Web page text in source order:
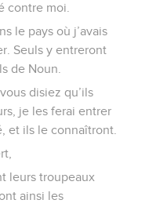
contre moi.
le pays où j’avais
Seuls y entreront
de Noun.
disiez qu’ils
je les ferai entrer
et ils le connaîtront.
leurs troupeaux
ainsi les